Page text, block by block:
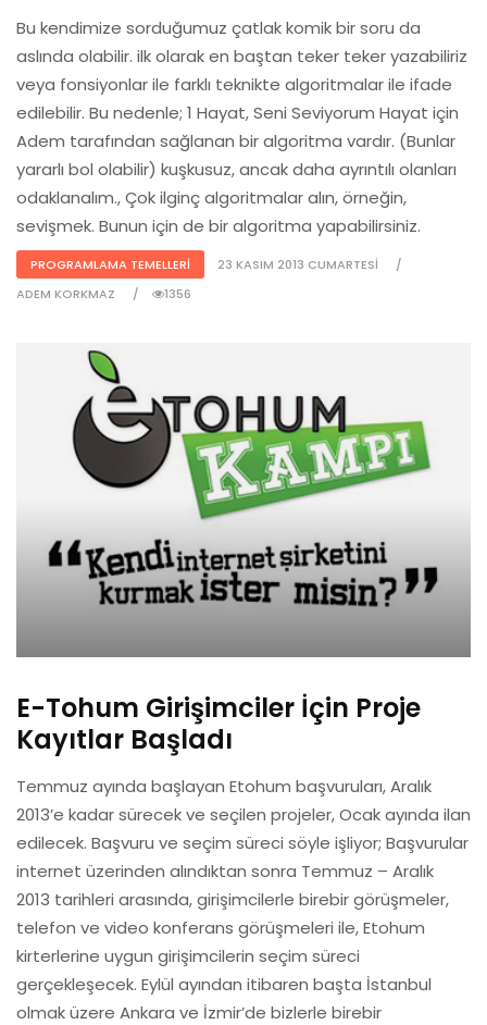
Bu kendimize sorduğumuz çatlak komik bir soru da
aslında olabilir. ilk olarak en baştan teker teker yazabiliriz
veya fonsiyonlar ile farklı teknikte algoritmalar ile ifade
edilebilir. Bu nedenle; 1 Hayat, Seni Seviyorum Hayat için
Adem tarafından sağlanan bir algoritma vardır. (Bunlar
yararlı bol olabilir) kuşkusuz, ancak daha ayrıntılı olanları
odaklanalım., Çok ilginç algoritmalar alın, örneğin,
sevişmek. Bunun için de bir algoritma yapabilirsiniz.
PROGRAMLAMA TEMELLERI
23 KASIM 2013 CUMARTESI
ADEM KORKMAZ
1356
E-Tohum Girişimciler İçin Proje
Kayıtlar Başladı
Temmuz ayında başlayan Etohum başvuruları, Aralık
2013’e kadar sürecek ve seçilen projeler, Ocak ayında ilan
edilecek. Başvuru ve seçim süreci söyle işliyor; Başvurular
internet üzerinden alındıktan sonra Temmuz – Aralık
2013 tarihleri arasında, girişimcilerle birebir görüşmeler,
telefon ve video konferans görüşmeleri ile, Etohum
kirterlerine uygun girişimcilerin seçim süreci
gerçekleşecek. Eylül ayından itibaren başta İstanbul
olmak üzere Ankara ve İzmir’de bizlerle birebir